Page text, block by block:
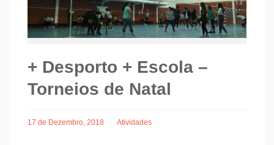
+ Desporto + Escola –
Torneios de Natal
17 de Dezembro, 2018 Atividades